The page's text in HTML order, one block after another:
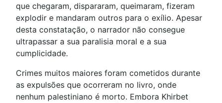
que chegaram, dispararam, queimaram, fizeram
explodir e mandaram outros para o exílio. Apesar
desta constatação, o narrador não consegue
ultrapassar a sua paralisia moral e a sua
cumplicidade.
Crimes muitos maiores foram cometidos durante
as expulsões que ocorreram no livro, onde
nenhum palestiniano é morto. Embora Khirbet